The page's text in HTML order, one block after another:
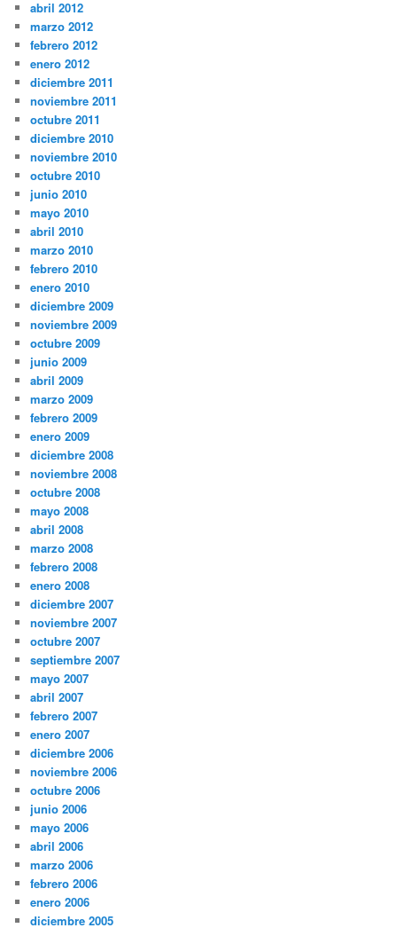
abril 2012
marzo 2012
febrero 2012
enero 2012
diciembre 2011
noviembre 2011
octubre 2011
diciembre 2010
noviembre 2010
octubre 2010
junio 2010
mayo 2010
abril 2010
marzo 2010
febrero 2010
enero 2010
diciembre 2009
noviembre 2009
octubre 2009
junio 2009
abril 2009
marzo 2009
febrero 2009
enero 2009
diciembre 2008
noviembre 2008
octubre 2008
mayo 2008
abril 2008
marzo 2008
febrero 2008
enero 2008
diciembre 2007
noviembre 2007
octubre 2007
septiembre 2007
mayo 2007
abril 2007
febrero 2007
enero 2007
diciembre 2006
noviembre 2006
octubre 2006
junio 2006
mayo 2006
abril 2006
marzo 2006
febrero 2006
enero 2006
diciembre 2005